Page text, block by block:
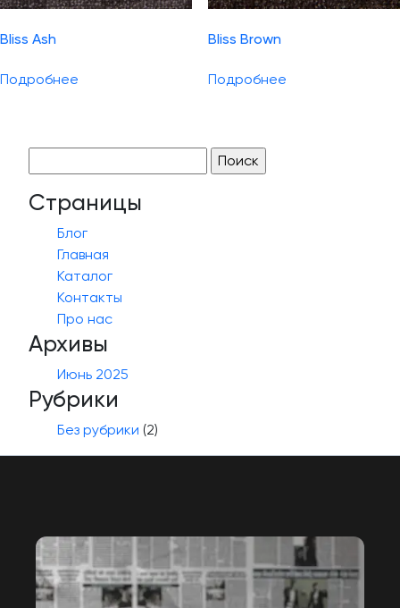
Bliss Ash
Подробнее
Bliss Brown
Подробнее
Страницы
Блог
Главная
Каталог
Контакты
Про нас
Архивы
Июнь 2025
Рубрики
Без рубрики (2)